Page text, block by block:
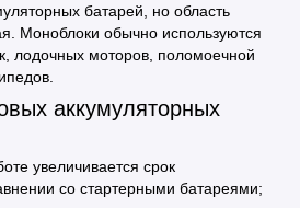
батарей, но область
Моноблоки обычно используются
лодочных моторов, поломоечной
аккумуляторных
увеличивается срок
со стартерными батареями;